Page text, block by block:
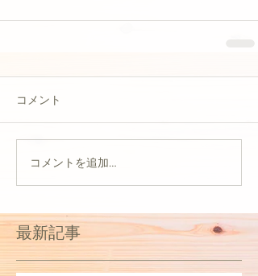
コメント
コメントを追加…
最新記事